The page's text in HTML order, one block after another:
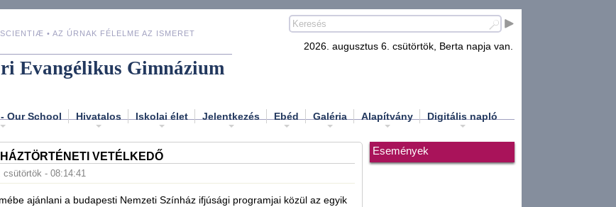
• AZ ÚRNAK FÉLELME AZ ISMERET
Evangélikus Gimnázium
2026. augusztus 6. csütörtök, Berta napja van.
Our School Hivatalos Iskolai élet Jelentkezés Ebéd Galéria Alapítvány Digitális napló
VETÉLKEDŐ
csütörtök - 08:14:41
ajánlani a budapesti Nemzeti Színház ifjúsági programjai közül az egyik
Események